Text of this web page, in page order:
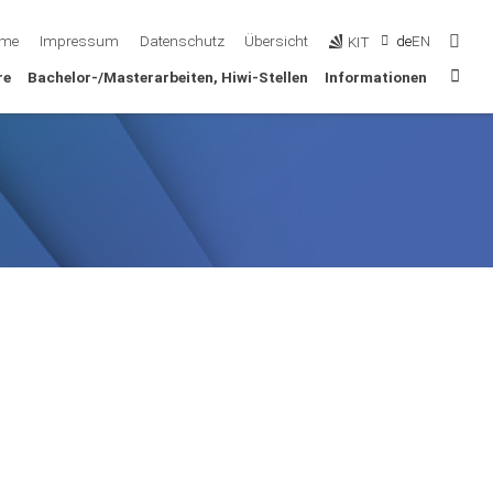
Impressum Datenschutz Übersicht KIT deEN
Bachelor-/Masterarbeiten, Hiwi-Stellen Informationen